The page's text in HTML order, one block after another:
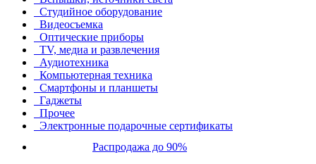
Студийное оборудование
Видеосъемка
Оптические приборы
TV, медиа и развлечения
Аудиотехника
Компьютерная техника
Смартфоны и планшеты
Гаджеты
Прочее
Электронные подарочные сертификаты
Распродажа до 90%